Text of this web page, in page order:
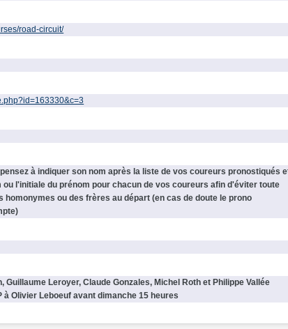
road-circuit/
à indiquer son nom après la liste de vos coureurs pronostiqués
l'initiale du prénom pour chacun de vos coureurs afin d'éviter toute
homonymes ou des frères au départ (en cas de doute le prono
Guillaume Leroyer, Claude Gonzales, Michel Roth et Philippe Vallée
Olivier Leboeuf avant dimanche 15 heures